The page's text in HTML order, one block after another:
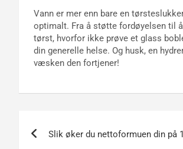
Vann er mer enn bare en
optimalt. Fra å støtte fordøyelsen til
tørst, hvorfor ikke prøve et glass
din generelle helse. Og husk, en
væsken den fortjener!
Slik øker du nettoformuen din på